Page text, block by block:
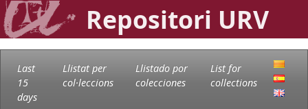
Repositori URV
Last
15
days
Llistat per
col·leccions
Llistado por
colecciones
List for
collections